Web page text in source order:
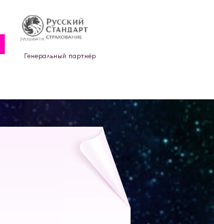
Генеральный партнёр